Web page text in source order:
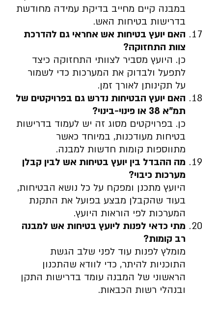
במבנה קיים מחייב בדיקת עמידה מחודשת
בדרישות בטיחות האש.
האם יועץ בטיחות אש אחראי גם להדרכת
צוות התחזוקה?
כן. היועץ מסביר לצוותי התחזוקה כיצד
לתפעל ולבדוק את המערכות כדי לשמור
על תקינותן לאורך זמן.
האם יועץ הבטיחות נדרש גם בפרויקטים של
תמ”א 38 או פינוי-בינוי
?
כן. בפרויקטים מסוג זה יש לעמוד בדרישות
בטיחות מעודכנות, במיוחד כאשר
מתווספות קומות חדשות למבנה.
מה ההבדל בין יועץ בטיחות אש לבין קבלן
מערכות כיבוי?
היועץ מתכנן ומפקח על כל נושא הבטיחות,
בעוד שהקבלן מבצע בפועל את התקנת
המערכות לפי הוראות היועץ.
מתי כדאי לפנות ליועץ בטיחות אש למבנה
רב קומות?
מומלץ לפנות עוד לפני שלב הגשת
התוכניות להיתר, כדי לוודא שהתכנון
הראשוני של המבנה עומד בדרישות התקן
ובנהלי רשות הכבאות.